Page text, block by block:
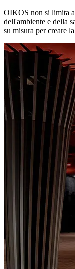
OIKOS non si limita
dell'ambiente e della
su misura per creare